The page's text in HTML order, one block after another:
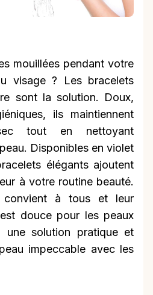
mouillées pendant votre
visage ? Les bracelets
sont la solution. Doux,
ils maintiennent
tout en nettoyant
Disponibles en violet
élégants ajoutent
à votre routine beauté.
convient à tous et leur
douce pour les peaux
une solution pratique et
impeccable avec les